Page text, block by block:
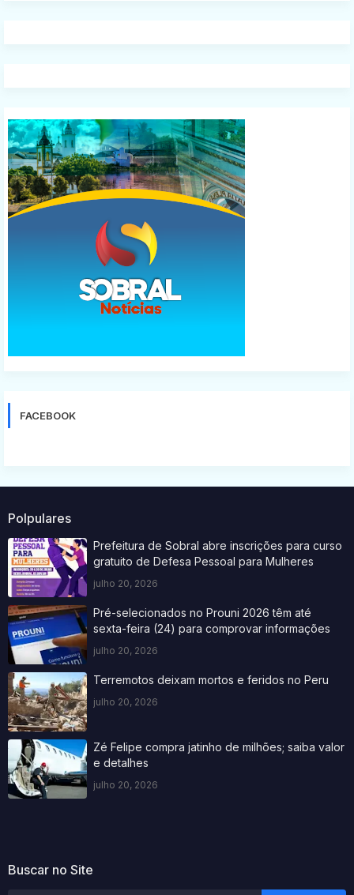
FACEBOOK
Polpulares
Prefeitura de Sobral abre inscrições para curso
gratuito de Defesa Pessoal para Mulheres
julho 20, 2026
Pré-selecionados no Prouni 2026 têm até
sexta-feira (24) para comprovar informações
julho 20, 2026
Terremotos deixam mortos e feridos no Peru
julho 20, 2026
Zé Felipe compra jatinho de milhões; saiba valor
e detalhes
julho 20, 2026
Buscar no Site